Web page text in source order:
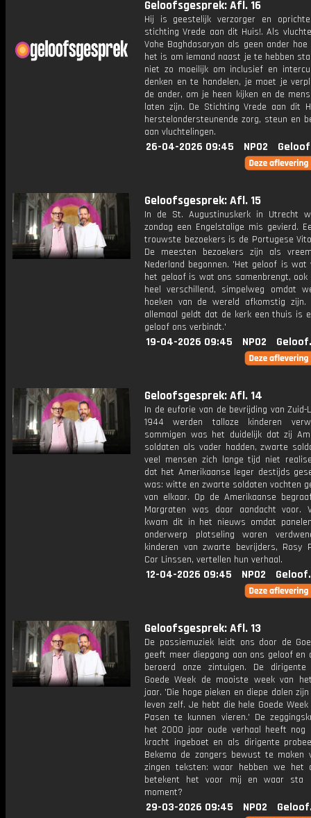
Geloofsgesprek: Afl. 16
Hij is geestelijk verzorger en
stichting Vrede aan dit Huis!. Als
Vahe Baghdasaryan als geen ander hoe
het is om iemand naast je te hebben
niet zo moeilijk om inclusief en
denken en te handelen, je moet je
de ander, om je heen kijken en de
laten zijn. De Stichting Vrede aan dit
herstelondersteunende zorg, steun en
aan vluchtelingen.
26-04-2026 09:45 NPO2
Geloofsgesprek: Afl. 15
In de St. Augustinuskerk in Utrecht
zondag een Engelstalige mis gevierd.
trouwste bezoekers is de Portugese
De meesten bezoekers zijn als
Nederland begonnen. 'Het geloof is wat
het geloof is wat ons samenbrengt, ook
heel verschillend, simpelweg omdat
hoeken van de wereld afkomstig zijn.
allemaal geldt dat de kerk een thuis is
geloof ons verbindt.'
19-04-2026 09:45 NPO2
Geloofsgesprek: Afl. 14
In de euforie van de bevrijding van Zuid-
1944 werden talloze kinderen
sommigen was het duidelijk dat zij
soldaten als vader hadden, zwarte
veel mensen zich lange tijd niet
dat het Amerikaanse leger destijds
was: witte en zwarte soldaten vochten
van elkaar. Op de Amerikaanse
Margraten was daar aandacht voor.
kwam dit in het nieuws omdat
onderwerp plotseling waren
kinderen van zwarte bevrijders, Rosy
Cor Linssen, vertellen hun verhaal.
12-04-2026 09:45 NPO2
Geloofsgesprek: Afl. 13
De passiemuziek leidt ons door de
geeft meer diepgang aan ons geloof en
beroerd onze zintuigen. De
Goede Week de mooiste week van
jaar. 'Die hoge pieken en diepe dalen
leven zelf. Je hebt die hele Goede
Pasen te kunnen vieren.' De
het 2000 jaar oude verhaal heeft nog
kracht ingeboet en als dirigente
Bekema de zangers bewust te maken
zingen teksten: waar hebben we het
betekent het voor mij en waar sta
moment?
29-03-2026 09:45 NPO2